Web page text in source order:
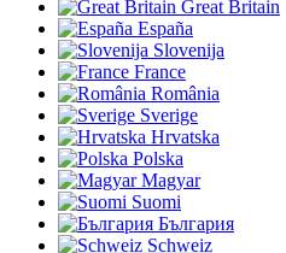
Great Britain
España
Slovenija
France
România
Sverige
Hrvatska
Polska
Magyar
Suomi
България
Schweiz